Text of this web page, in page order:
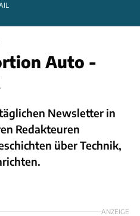
Auto -
Newsletter in
Redakteuren
über Technik,
ANZEIGE